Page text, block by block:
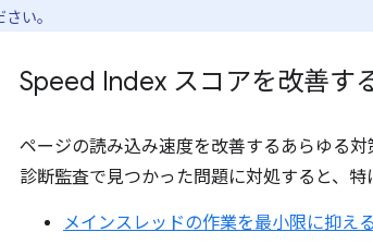
さい。
Speed Index スコアを改善す
ページの読み込み速度を改善するあらゆる
診断監査で見つかった問題に対処すると、特
メインスレッドの作業を最小限に抑える